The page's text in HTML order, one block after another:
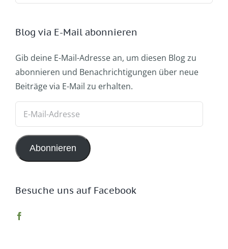
Blog via E-Mail abonnieren
Gib deine E-Mail-Adresse an, um diesen Blog zu
abonnieren und Benachrichtigungen über neue
Beiträge via E-Mail zu erhalten.
Adresse
Abonnieren
Besuche uns auf Facebook